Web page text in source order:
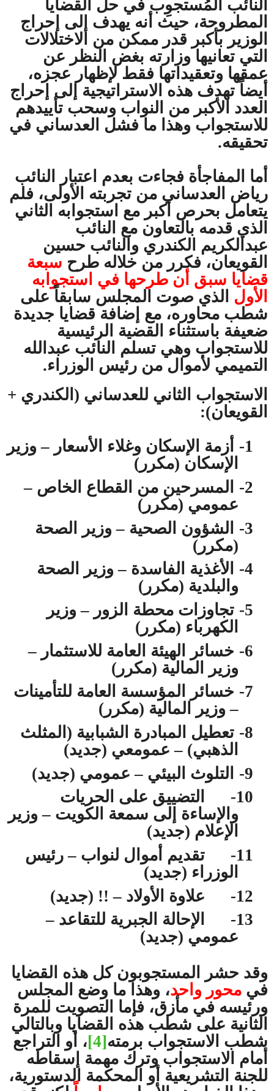
النائب المُستجوِب في حل القضايا
المطروحة، حيث أنه يهدف إلى إحراج
الوزير بأكبر قدر ممكن من الاختلالات
التي تعانيها وزارته بغض النظر عن
عمقها وتعقيداتها فقط لإظهار عجزه،
أيضاً تهدف هذه الاستراتيجية إلى إحراج
العدد الأكبر من النواب وسحب تأييدهم
للاستجواب وهذا ما فشل العدساني في
تحقيقه.
أما المفاجأة فجاءت بعدم اعتبار النائب
رياض العدساني من تجربته الأولى، فلم
يتعامل بحرص أكبر مع استجوابه الثاني
الذي قدمه بالتعاون مع النائب
عبدالكريم الكندري والنائب حسين
القويعان، فكرر من خلاله طرح سبعة
قضايا سبق أن طرحها في استجوابه
الأول الذي صوت المجلس سابقاً على
شطب محاوره، مع إضافة قضايا جديدة
ضعيفة باستثناء القضية الرئيسية
للاستجواب وهي تسلم النائب عبدالله
التميمي لأموال من رئيس الوزراء.
الاستجواب الثاني للعدساني (الكندري +
القويعان):
1-
أزمة الإسكان وغلاء الأسعار – وزير
الإسكان (مكرر)
2-
المسرحين من القطاع الخاص –
عمومي (مكرر)
3-
الشؤون الصحية – وزير الصحة
(مكرر)
4-
الأغذية الفاسدة – وزير الصحة
والبلدية (مكرر)
5- تجاوزات محطة الزور – وزير
الكهرباء (مكرر)
6-
خسائر الهيئة العامة للاستثمار –
وزير المالية (مكرر)
7-
خسائر المؤسسة العامة للتأمينات
– وزير المالية (مكرر)
8- تعطيل المبادرة الشبابية (المثلث
الذهبي) – عمومعي (جديد)
9-
التلوث البيئي – عمومي (جديد)
10-
التضييق على الحريات
والإساءة إلى سمعة الكويت – وزير
الإعلام (جديد)
11-
تقديم أموال لنواب – رئيس
الوزراء (جديد)
12-
علاوة الأولاد – !! (جديد)
13-
الإحالة الجبرية للتقاعد –
عمومي (جديد)
وقد حشر المستجوبون كل هذه القضايا
في محور واحد، وهذا ما وضع المجلس
ورئيسه في مأزق، فإما التصويت للمرة
الثانية على شطب هذه القضايا وبالتالي
شطب الاستجواب برمته[4]، أو التراجع
أمام الاستجواب وترك مهمة إسقاطه
للجنة التشريعية أو المحكمة الدستورية،